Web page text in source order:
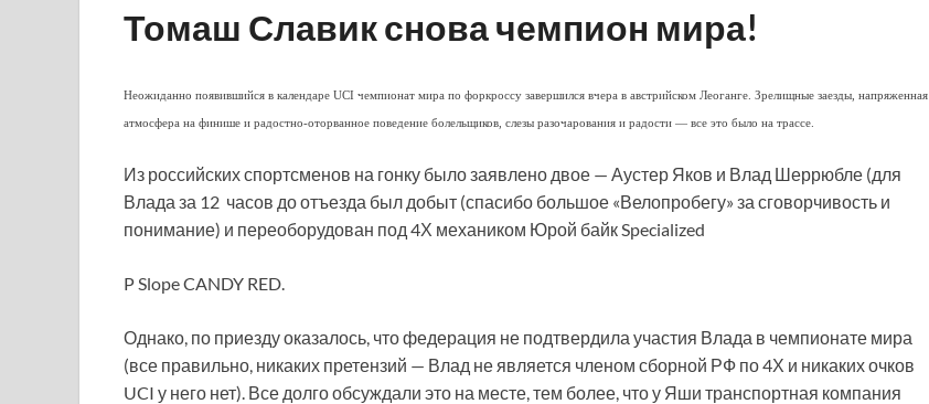
Томаш Славик снова чемпион мира!
Неожиданно появившийся в календаре UCI чемпионат мира по форкроссу завершился вчера в австрийском Леоганге. Зрелищные заезды, напряженная
атмосфера на финише и радостно-оторванное поведение болельщиков, слезы разочарования и радости — все это было на трассе.
Из российских спортсменов на гонку было заявлено двое — Аустер Яков и Влад Шеррюбле (для
Влада за 12 часов до отъезда был добыт (спасибо большое «Велопробегу» за сговорчивость и
понимание) и переоборудован под 4Х механиком Юрой байк Specialized
P Slope CANDY RED.
Однако, по приезду оказалось, что федерация не подтвердила участия Влада в чемпионате мира
(все правильно, никаких претензий — Влад не является членом сборной РФ по 4Х и никаких очков
UCI у него нет). Все долго обсуждали это на месте, тем более, что у Яши транспортная компания